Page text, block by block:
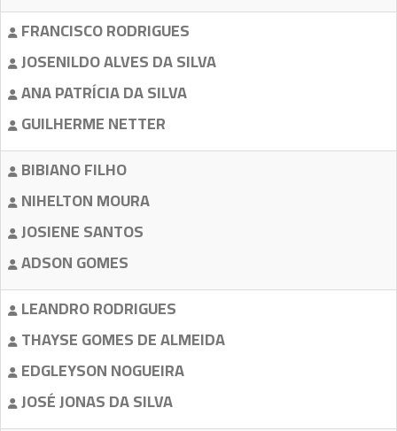
FRANCISCO RODRIGUES
JOSENILDO ALVES DA SILVA
ANA PATRÍCIA DA SILVA
GUILHERME NETTER
BIBIANO FILHO
NIHELTON MOURA
JOSIENE SANTOS
ADSON GOMES
LEANDRO RODRIGUES
THAYSE GOMES DE ALMEIDA
EDGLEYSON NOGUEIRA
JOSÉ JONAS DA SILVA